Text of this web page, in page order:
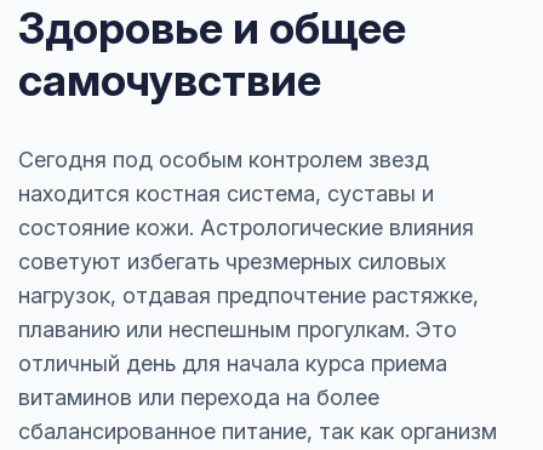
Здоровье и общее
самочувствие
Сегодня под особым контролем звезд
находится костная система, суставы и
состояние кожи. Астрологические влияния
советуют избегать чрезмерных силовых
нагрузок, отдавая предпочтение растяжке,
плаванию или неспешным прогулкам. Это
отличный день для начала курса приема
витаминов или перехода на более
сбалансированное питание, так как организм